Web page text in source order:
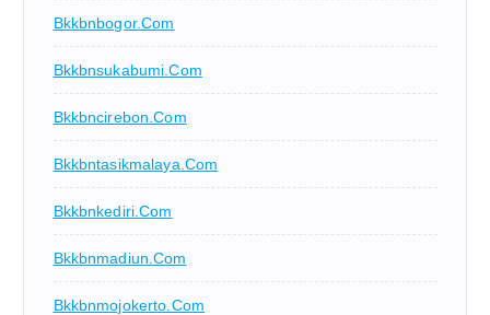
Bkkbnbogor.com
Bkkbnsukabumi.com
Bkkbncirebon.com
Bkkbntasikmalaya.com
Bkkbnkediri.com
Bkkbnmadiun.com
Bkkbnmojokerto.com